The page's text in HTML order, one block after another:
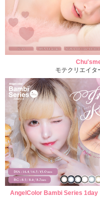
モテクリエイタ
AngelColor Bambi Series 1day